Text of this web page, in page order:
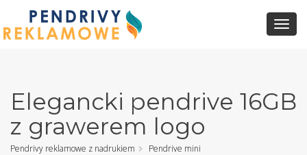
Elegancki pendrive 16GB
z grawerem logo
Pendrivy reklamowe z nadrukiem
Pendrive mini